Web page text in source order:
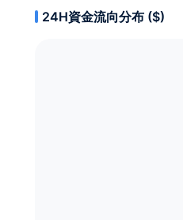
24H資金流向分布 ($)